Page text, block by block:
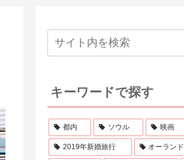
キーワードで探す
都内 ソウル 映画
2019年新婚旅行 オーランド